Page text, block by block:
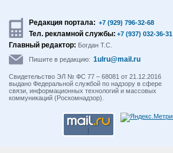
Редакция портала: +7 (929) 796-32-68
Тел. рекламной службы: +7 (937) 032-36-31
Главный редактор: Богдан Т.С.
Пишите в редакцию: 1ulru@mail.ru
Свидетельство ЭЛ № ФС 77 – 68081 от 21.12.2016
выдано Федеральной службой по надзору в сфере
связи, информационных технологий и массовых
коммуникаций (Роскомнадзор).